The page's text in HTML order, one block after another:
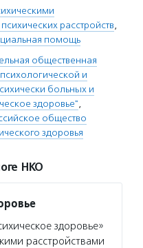
расстройств,
помощь
общественная
и
больных и
здоровье",
общество
здоровья
НКО
здоровье»
расстройствами